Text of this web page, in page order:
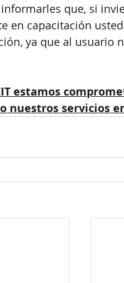
que, si
en capacitación
ya que al usuario
estamos
nuestros servicios